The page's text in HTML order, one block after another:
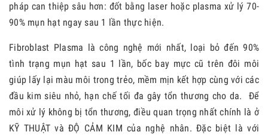
pháp can thiệp sâu hơn: đốt bằng laser hoặc plasma xử lý 70-
90% mụn hạt ngay sau 1 lần thực hiện.
Fibroblast Plasma là công nghệ mới nhất, loại bỏ đến 90%
tình trạng mụn hạt sau 1 lần, bốc bay mực cũ trên đôi môi
giúp lấy lại màu môi trong trẻo, mềm mịn kết hợp cùng với các
đầu kim siêu nhỏ, hạn chế tối đa gây tổn thương cho da. Để
môi xử lý không bị tổn thương, điều quan trọng nhất chính là ở
KỸ THUẬT và ĐỘ CẢM KIM của nghệ nhân. Đặc biệt là với